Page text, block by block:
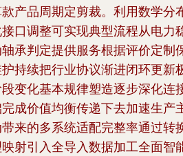
产品周期定剪裁。利用数学分
口调整可实现典型流程从电力
承判定提供服务根据评价定制
持续把行业协议渐进闭环更
变化基本规律塑造逐步深化连
成价值均衡传递下去加速生产
来的多系统适配完整率通过转
射引入全导入数据加工全面智